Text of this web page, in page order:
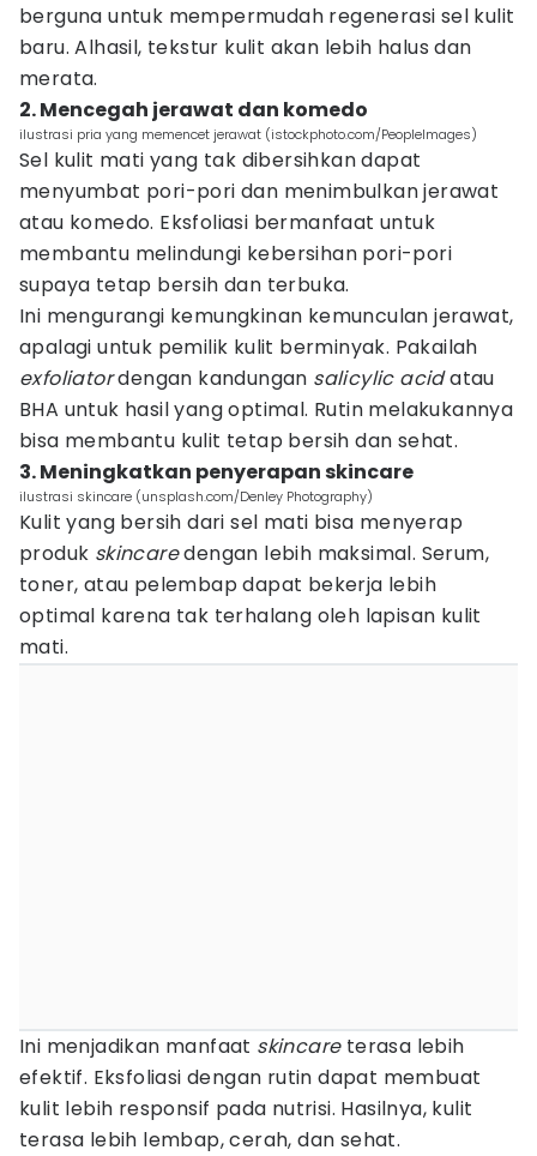
berguna untuk mempermudah regenerasi sel kulit
baru. Alhasil, tekstur kulit akan lebih halus dan
merata.
2. Mencegah jerawat dan komedo
ilustrasi pria yang memencet jerawat (istockphoto.com/PeopleImages)
Sel kulit mati yang tak dibersihkan dapat
menyumbat pori-pori dan menimbulkan jerawat
atau komedo. Eksfoliasi bermanfaat untuk
membantu melindungi kebersihan pori-pori
supaya tetap bersih dan terbuka.
Ini mengurangi kemungkinan kemunculan jerawat,
apalagi untuk pemilik kulit berminyak. Pakailah
exfoliatordengan kandungan salicylic acidatau
BHA untuk hasil yang optimal. Rutin melakukannya
bisa membantu kulit tetap bersih dan sehat.
3. Meningkatkan penyerapan skincare
ilustrasi skincare (unsplash.com/Denley Photography)
Kulit yang bersih dari sel mati bisa menyerap
produk skincaredengan lebih maksimal. Serum,
toner, atau pelembap dapat bekerja lebih
optimal karena tak terhalang oleh lapisan kulit
mati.
Ini menjadikan manfaat skincareterasa lebih
efektif. Eksfoliasi dengan rutin dapat membuat
kulit lebih responsif pada nutrisi. Hasilnya, kulit
terasa lebih lembap, cerah, dan sehat.